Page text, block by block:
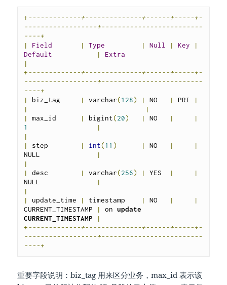
+-------------+--------------+------+-----+-
------------------+-------------------------
----+
|
Field | Type | Null | Key
|
Default
|
Extra
|
+-------------+--------------+------+-----+-
------------------+-------------------------
----+
|
biz_tag | varchar(128) | NO | PRI
|
|
|
|
max_id | bigint(20) | NO |
|
1
|
|
|
step | int(11 ) | NO |
|
NULL
|
|
|
desc | varchar(256) | YES |
|
NULL
|
|
|
update_time | timestamp | NO |
|
CURRENT_TIMESTAMP
| on update
CURRENT_TIMESTAMP
|
+-------------+--------------+------+-----+-
------------------+-------------------------
----+
重要字段说明：biz_tag 用来区分业务，max_id 表示该